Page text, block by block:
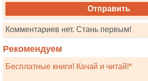
Комментариев нет. Стань первым!
Рекомендуем
Бесплатные книги! Качай и читай!*